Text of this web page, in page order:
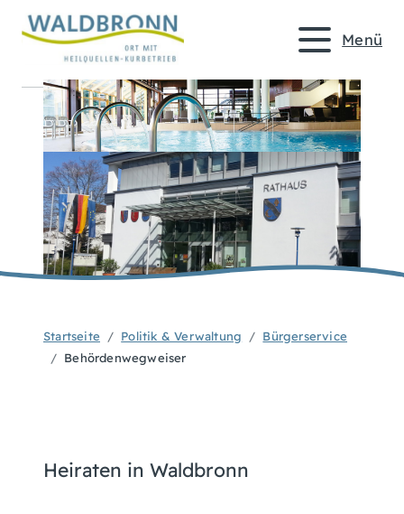
Menü
Startseite Politik & Verwaltung
Bürgerservice
Behördenwegweiser
Heiraten in Waldbronn